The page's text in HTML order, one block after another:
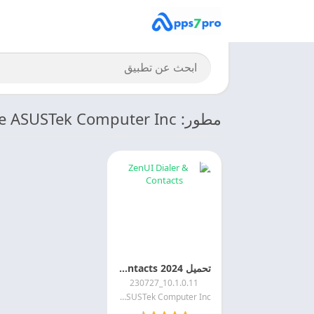
مطور: Mobile ASUSTek Computer Inc.
تحميل 2024 ZenUI Dialer & Contacts مجانا
10.1.0.11_230727
Mobile ASUSTek Computer Inc.